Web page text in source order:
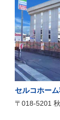
セルコホー
〒018-5201